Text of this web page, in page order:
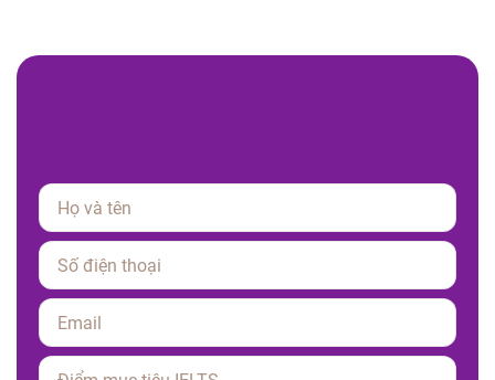
Please leave this field empty.